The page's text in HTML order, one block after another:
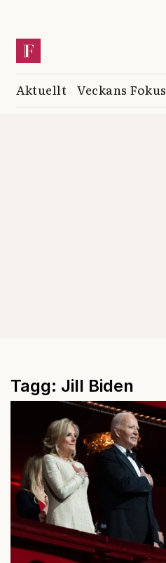
Aktuellt Veckans Fokus
Tagg: Jill Biden